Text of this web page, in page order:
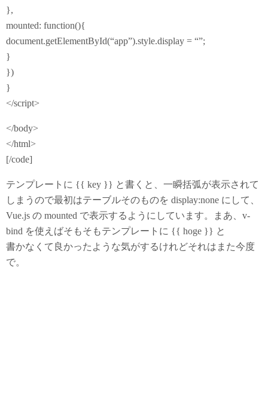
},
mounted: function(){
document.getElementById(“app”).style.display = “”;
}
})
}
</script>
</body>
</html>
[/code]
テンプレートに {{ key }} と書くと、一瞬括弧が表示されて
しまうので最初はテーブルそのものを display:none にして、
Vue.js の mounted で表示するようにしています。まあ、v-
bind を使えばそもそもテンプレートに {{ hoge }} と
書かなくて良かったような気がするけれどそれはまた今度
で。